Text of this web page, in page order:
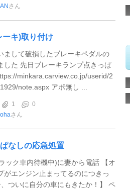
さん
キ)取り付け
まして破損したブレーキペダルの
した 先日ブレーキランプ点きっぱ
minkara.carview.co.jp/userid/2
note.aspx アポ無し ...
1
0
さん
なしの応急処置
ック車内待機中)に妻から電話 【オ
がエンジン止まってるのにつきっ
ついに自分の車にもきたか！】 ペ